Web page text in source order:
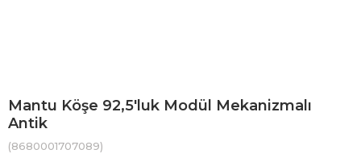
Mantu Köşe 92,5'luk Modül Mekanizmalı
Antik
(8680001707089)